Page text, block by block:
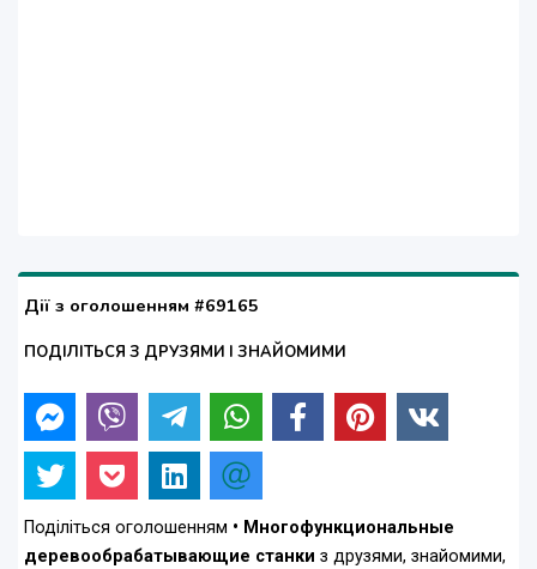
Дії з оголошенням #69165
ПОДІЛІТЬСЯ З ДРУЗЯМИ І ЗНАЙОМИМИ
Поділіться оголошенням • Многофункциональные
деревообрабатывающие станки з друзями, знайомими,